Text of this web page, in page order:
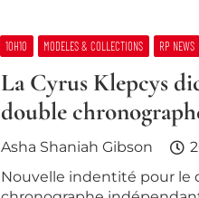
10H10 MODELES & COLLECTIONS RP NEWS
La Cyrus Klepcys
double
Asha Shaniah Gibson
Nouvelle indentité pour le